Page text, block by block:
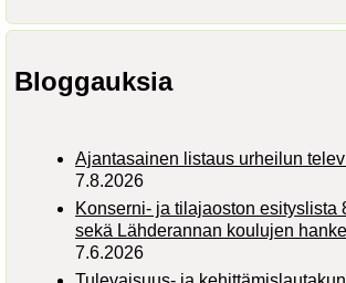
Bloggauksia
Ajantasainen listaus urheilun
7.8.2026
Konserni- ja tilajaoston
sekä Lähderannan koulujen
7.6.2026